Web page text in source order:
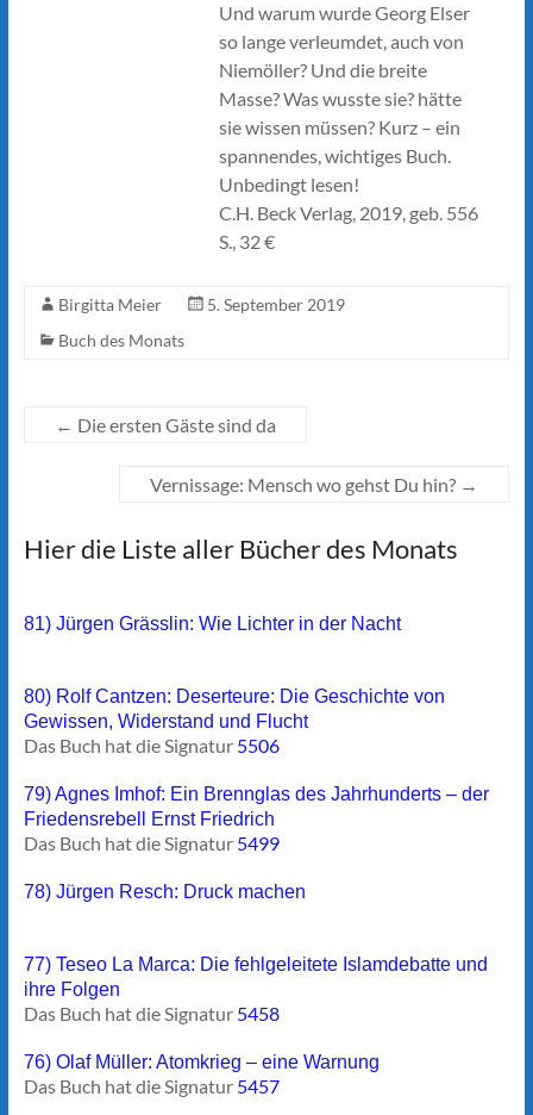
Und warum wurde Georg Elser
so lange verleumdet, auch von
Niemöller? Und die breite
Masse? Was wusste sie? hätte
sie wissen müssen? Kurz – ein
spannendes, wichtiges Buch.
Unbedingt lesen!
C.H. Beck Verlag, 2019, geb. 556
S., 32 €
Birgitta Meier
5. September 2019
Buch des Monats
← Die ersten Gäste sind da
Vernissage: Mensch wo gehst Du hin? →
Hier die Liste aller Bücher des Monats
81) Jürgen Grässlin: Wie Lichter in der Nacht
80) Rolf Cantzen: Deserteure: Die Geschichte von
Gewissen, Widerstand und Flucht
Das Buch hat die Signatur 5506
79) Agnes Imhof: Ein Brennglas des Jahrhunderts – der
Friedensrebell Ernst Friedrich
Das Buch hat die Signatur 5499
78) Jürgen Resch: Druck machen
77) Teseo La Marca: Die fehlgeleitete Islamdebatte und
ihre Folgen
Das Buch hat die Signatur 5458
76) Olaf Müller: Atomkrieg – eine Warnung
Das Buch hat die Signatur 5457